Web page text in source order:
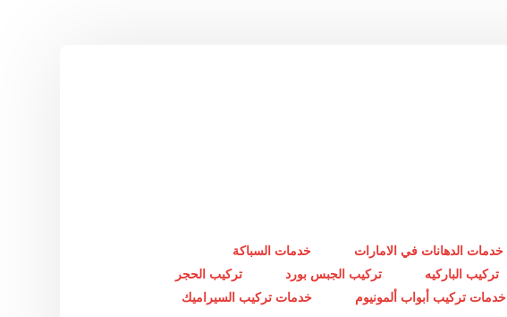
خدمات الدهانات في الامارات
خدمات السباكة
تركيب الباركيه تركيب الجبس بورد
تركيب الحجر
خدمات تركيب أبواب ألمونيوم
خدمات تركيب السيراميك